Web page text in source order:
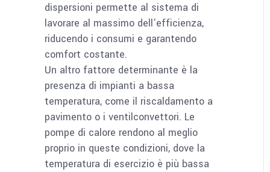
dispersioni permette al sistema di
lavorare al massimo dell’efficienza,
riducendo i consumi e garantendo
comfort costante.
Un altro fattore determinante è la
presenza di impianti a bassa
temperatura, come il riscaldamento a
pavimento o i ventilconvettori. Le
pompe di calore rendono al meglio
proprio in queste condizioni, dove la
temperatura di esercizio è più bassa